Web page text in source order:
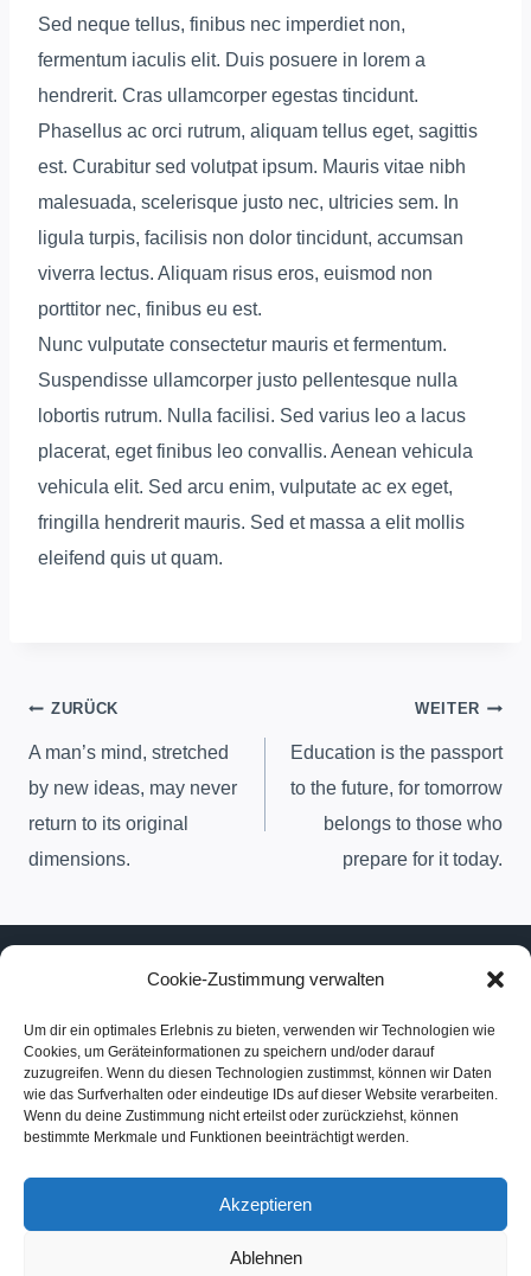
Cookie-Zustimmung verwalten
Um dir ein optimales Erlebnis zu bieten, verwenden wir Technologien wie
Cookies, um Geräteinformationen zu speichern und/oder darauf
zuzugreifen. Wenn du diesen Technologien zustimmst, können wir Daten
wie das Surfverhalten oder eindeutige IDs auf dieser Website verarbeiten.
Wenn du deine Zustimmung nicht erteilst oder zurückziehst, können
bestimmte Merkmale und Funktionen beeinträchtigt werden.
Akzeptieren
Ablehnen
Sed neque tellus, finibus nec imperdiet non,
fermentum iaculis elit. Duis posuere in lorem a
hendrerit. Cras ullamcorper egestas tincidunt.
Phasellus ac orci rutrum, aliquam tellus eget, sagittis
est. Curabitur sed volutpat ipsum. Mauris vitae nibh
malesuada, scelerisque justo nec, ultricies sem. In
ligula turpis, facilisis non dolor tincidunt, accumsan
viverra lectus. Aliquam risus eros, euismod non
porttitor nec, finibus eu est.
Nunc vulputate consectetur mauris et fermentum.
Suspendisse ullamcorper justo pellentesque nulla
lobortis rutrum. Nulla facilisi. Sed varius leo a lacus
placerat, eget finibus leo convallis. Aenean vehicula
vehicula elit. Sed arcu enim, vulputate ac ex eget,
fringilla hendrerit mauris. Sed et massa a elit mollis
eleifend quis ut quam.
Beitrags-
Navigation
ZURÜCK
A man’s mind, stretched
by new ideas, may never
return to its original
dimensions.
WEITER
Education is the passport
to the future, for tomorrow
belongs to those who
prepare for it today.
Impressum und Datenschutz
Cookie-Richtlinie (EU)